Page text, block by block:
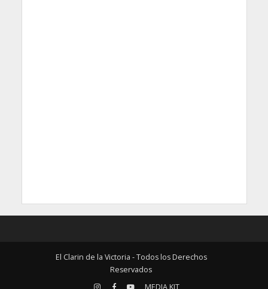
El Clarin de la Victoria - Todos los Derechos
Reservados
MEDIA KIT